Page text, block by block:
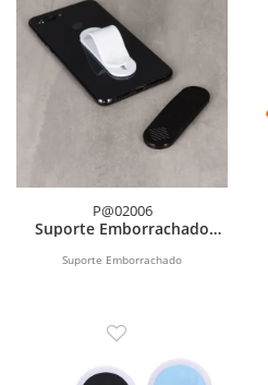
P@02006
Suporte Emborrachado
Suporte Emborrachado